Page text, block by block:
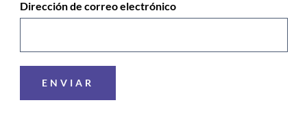
Dirección de correo electrónico
ENVIAR